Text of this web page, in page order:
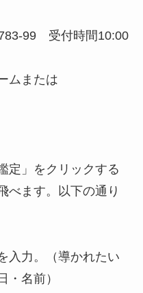
99 受付時間10:00
ムまたは
定」をクリックする
べます。以下の通り
入力。（導かれたい
・名前）